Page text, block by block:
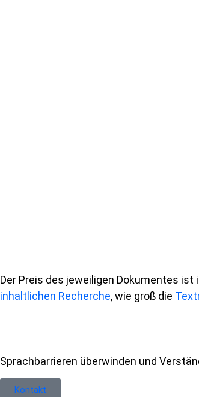
Der Preis des jeweiligen Dokumentes ist
inhaltlichen Recherche, wie groß die
Sprachbarrieren überwinden und
Kontakt